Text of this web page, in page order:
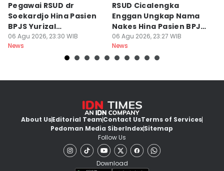
Pegawai RSUD dr
Soekardjo Hina Pasien
BPJS Yurizal
Mengundurkan Diri
06 Agu 2026, 23:30 WIB
News
RSUD Cicalengka
Enggan Ungkap Nama
Nakes Hina Pasien BPJS
Yurizal
06 Agu 2026, 23:27 WIB
News
About UsEditorial TeamContact UsTerms of Services
Pedoman Media SiberIndexSitemap
Follow Us
Download